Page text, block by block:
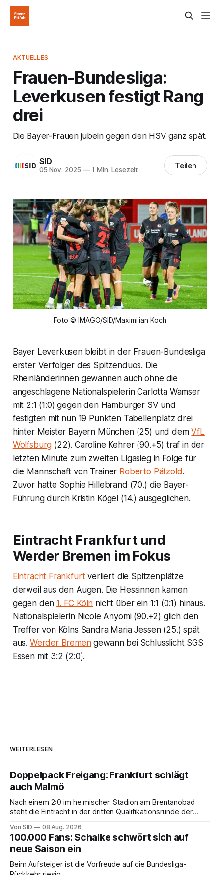
AKTUELLES
Frauen-Bundesliga:
Leverkusen festigt Rang
drei
Die Bayer-Frauen jubeln gegen den HSV ganz spät.
SID
05 Nov. 2025 —1 Min. Lesezeit Teilen
Foto © IMAGO/SID/Maximilian Koch
Bayer Leverkusen bleibt in der Frauen-Bundesliga
erster Verfolger des Spitzenduos. Die
Rheinländerinnen gewannen auch ohne die
angeschlagene Nationalspielerin Carlotta Wamser
mit 2:1 (1:0) gegen den Hamburger SV und
festigten mit nun 19 Punkten Tabellenplatz drei
hinter Meister Bayern München (25) und demVfL
Wolfsburg (22). Caroline Kehrer (90.+5) traf in der
letzten Minute zum zweiten Ligasieg in Folge für
die Mannschaft von Trainer Roberto Pätzold .
Zuvor hatte Sophie Hillebrand (70.) die Bayer-
Führung durch Kristin Kögel (14.) ausgeglichen.
Eintracht Frankfurt und
Werder Bremen im Fokus
Eintracht Frankfurtverliert die Spitzenplätze
derweil aus den Augen. Die Hessinnen kamen
gegen den1. FC Köln nicht über ein 1:1 (0:1) hinaus.
Nationalspielerin Nicole Anyomi (90.+2) glich den
Treffer von Kölns Sandra Maria Jessen (25.) spät
aus. Werder Bremengewann bei Schlusslicht SGS
Essen mit 3:2 (2:0).
WEITERLESEN
Doppelpack Freigang: Frankfurt schlägt
auch Malmö
Nach einem 2:0 im heimischen Stadion am Brentanobad
steht die Eintracht in der dritten Qualifikationsrunde der
Von SID 08 Aug. 2026
100.000 Fans: Schalke schwört sich auf
neue Saison ein
Beim Aufsteiger ist die Vorfreude auf die Bundesliga-